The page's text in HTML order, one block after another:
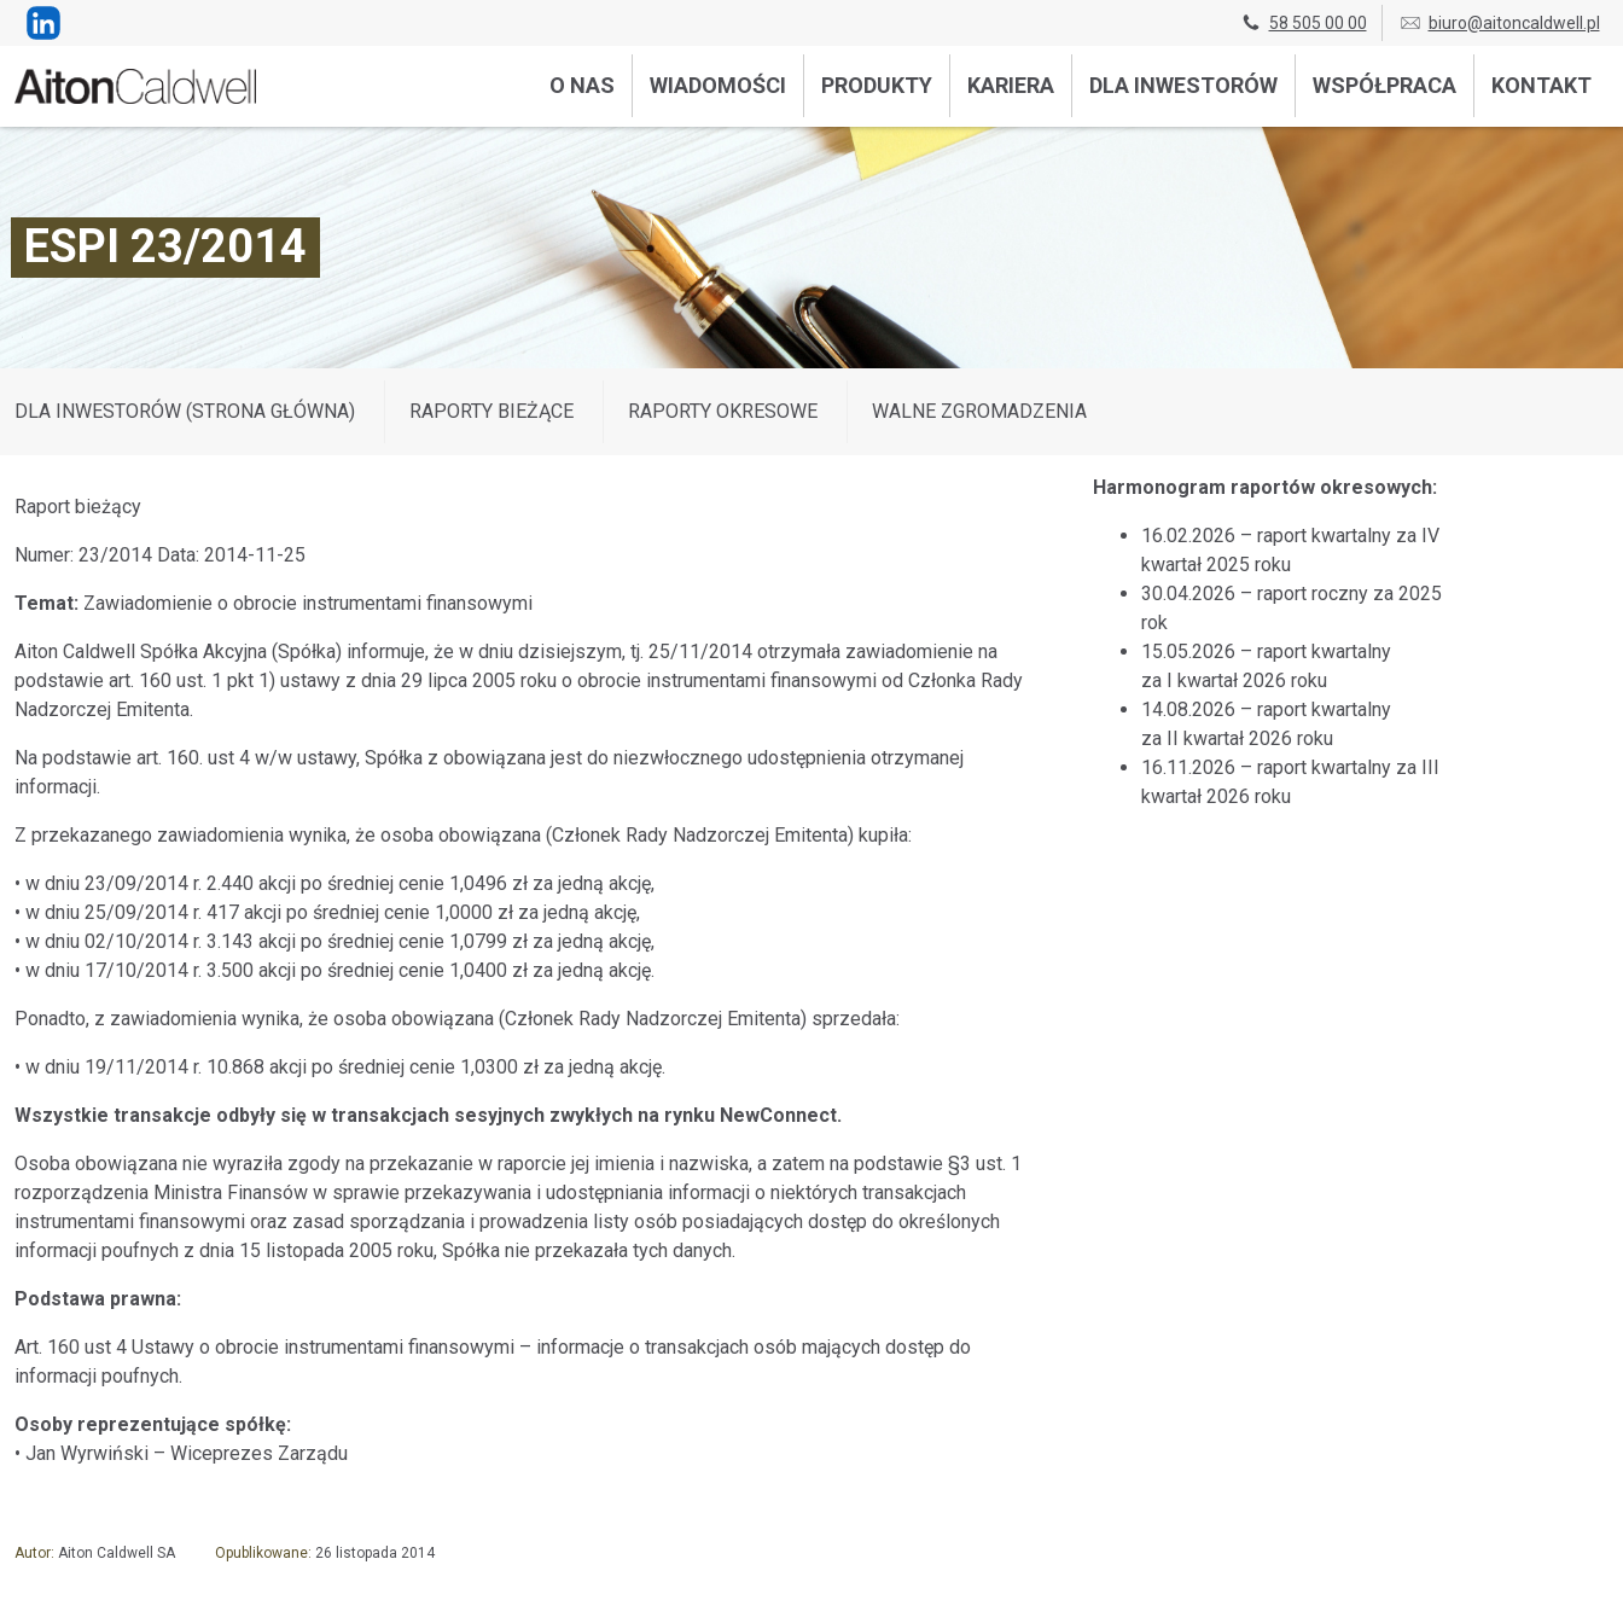
58 505 00 00 biuro@aitoncaldwell.pl
O NAS WIADOMOŚCI PRODUKTY KARIERA DLA INWESTORÓW WSPÓŁPRACA KONTAKT
ESPI 23/2014
DLA INWESTORÓW (STRONA GŁÓWNA) RAPORTY BIEŻĄCE RAPORTY OKRESOWE WALNE ZGROMADZENIA
Raport bieżący
Numer: 23/2014 Data: 2014-11-25
Temat: Zawiadomienie o obrocie instrumentami finansowymi
Aiton Caldwell Spółka Akcyjna (Spółka) informuje, że w dniu dzisiejszym, tj. 25/11/2014 otrzymała zawiadomienie na
podstawie art. 160 ust. 1 pkt 1) ustawy z dnia 29 lipca 2005 roku o obrocie instrumentami finansowymi od Członka Rady
Nadzorczej Emitenta.
Na podstawie art. 160. ust 4 w/w ustawy, Spółka z obowiązana jest do niezwłocznego udostępnienia otrzymanej
informacji.
Z przekazanego zawiadomienia wynika, że osoba obowiązana (Członek Rady Nadzorczej Emitenta) kupiła:
• w dniu 23/09/2014 r. 2.440 akcji po średniej cenie 1,0496 zł za jedną akcję,
• w dniu 25/09/2014 r. 417 akcji po średniej cenie 1,0000 zł za jedną akcję,
• w dniu 02/10/2014 r. 3.143 akcji po średniej cenie 1,0799 zł za jedną akcję,
• w dniu 17/10/2014 r. 3.500 akcji po średniej cenie 1,0400 zł za jedną akcję.
Ponadto, z zawiadomienia wynika, że osoba obowiązana (Członek Rady Nadzorczej Emitenta) sprzedała:
• w dniu 19/11/2014 r. 10.868 akcji po średniej cenie 1,0300 zł za jedną akcję.
Wszystkie transakcje odbyły się w transakcjach sesyjnych zwykłych na rynku NewConnect.
Osoba obowiązana nie wyraziła zgody na przekazanie w raporcie jej imienia i nazwiska, a zatem na podstawie §3 ust. 1
rozporządzenia Ministra Finansów w sprawie przekazywania i udostępniania informacji o niektórych transakcjach
instrumentami finansowymi oraz zasad sporządzania i prowadzenia listy osób posiadających dostęp do określonych
informacji poufnych z dnia 15 listopada 2005 roku, Spółka nie przekazała tych danych.
Podstawa prawna:
Art. 160 ust 4 Ustawy o obrocie instrumentami finansowymi – informacje o transakcjach osób mających dostęp do
informacji poufnych.
Osoby reprezentujące spółkę:
• Jan Wyrwiński – Wiceprezes Zarządu
Harmonogram raportów okresowych:
16.02.2026 – raport kwartalny za IV
kwartał 2025 roku
30.04.2026 – raport roczny za 2025
rok
15.05.2026 – raport kwartalny
za I kwartał 2026 roku
14.08.2026 – raport kwartalny
za II kwartał 2026 roku
16.11.2026 – raport kwartalny za III
kwartał 2026 roku
Autor: Aiton Caldwell SA Opublikowane: 26 listopada 2014